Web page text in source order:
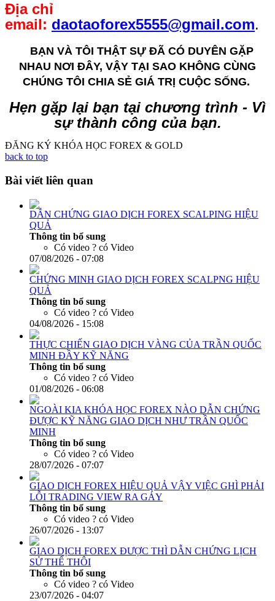
Địa chỉ
email: daotaoforex5555@gmail.com.
BẠN VÀ TÔI THẬT SỰ ĐÃ CÓ DUYÊN GẶP
NHAU NƠI ĐÂY, VẬY TẠI SAO KHÔNG CÙNG
CHÚNG TÔI CHIA SẺ GIÁ TRỊ CUỘC SỐNG.
Hẹn gặp lại bạn tại chương trình - Vì
sự thành công của bạn.
ĐĂNG KÝ KHÓA HỌC FOREX & GOLD
back to top
Bài viết liên quan
DẪN CHỨNG GIAO DỊCH FOREX SCALPING HIỆU
QUẢ
Thông tin bổ sung
Có video ? có Video
07/08/2026 - 07:08
CHỨNG MINH GIAO DỊCH FOREX SCALPNG HIỆU
QUẢ
Thông tin bổ sung
Có video ? có Video
04/08/2026 - 15:08
THỰC CHIẾN GIAO DỊCH VÀNG CỦA TRẦN QUỐC
MINH ĐẦY KỸ NĂNG
Thông tin bổ sung
Có video ? có Video
01/08/2026 - 06:08
NGOÀI KIA KHÓA HỌC FOREX NÀO DẪN CHỨNG
ĐƯỢC KỸ NĂNG GIAO DỊCH NHƯ TRẦN QUỐC
MINH
Thông tin bổ sung
Có video ? có Video
28/07/2026 - 07:07
GIAO DỊCH FOREX HIỆU QUẢ VẬY VIỆC GHÌ PHẢI
LỖI TRADING VIEW RA GÁY
Thông tin bổ sung
Có video ? có Video
26/07/2026 - 13:07
GIAO DỊCH FOREX ĐƯỢC THÌ DẪN CHỨNG LỊCH
SỬ THỂ THÔI
Thông tin bổ sung
Có video ? có Video
23/07/2026 - 04:07